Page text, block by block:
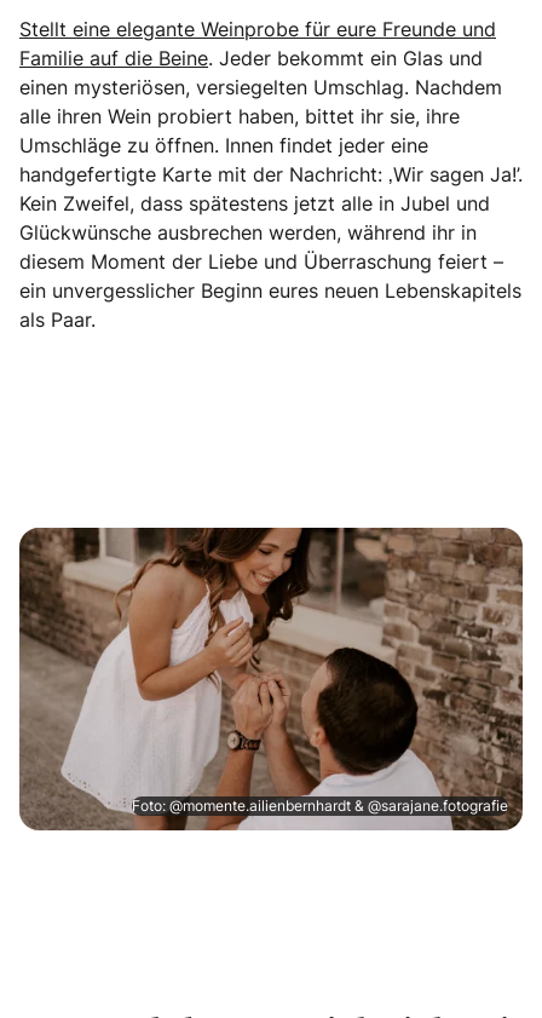
Stellt eine elegante Weinprobe für eure Freunde und
Familie auf die Beine. Jeder bekommt ein Glas und
einen mysteriösen, versiegelten Umschlag. Nachdem
alle ihren Wein probiert haben, bittet ihr sie, ihre
Umschläge zu öffnen. Innen findet jeder eine
handgefertigte Karte mit der Nachricht: ‚Wir sagen Ja!’.
Kein Zweifel, dass spätestens jetzt alle in Jubel und
Glückwünsche ausbrechen werden, während ihr in
diesem Moment der Liebe und Überraschung feiert –
ein unvergesslicher Beginn eures neuen Lebenskapitels
als Paar.
Foto: @momente.ailienbernhardt & @sarajane.fotografie